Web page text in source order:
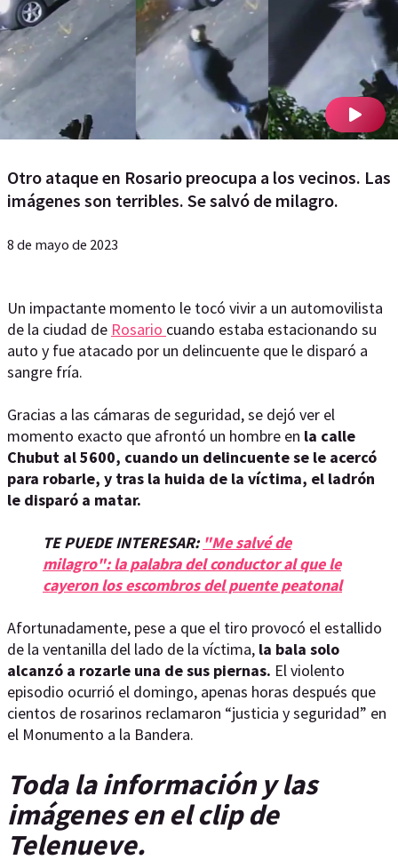
Otro ataque en Rosario preocupa a los vecinos. Las
imágenes son terribles. Se salvó de milagro.
8 de mayo de 2023
Un impactante momento le tocó vivir a un automovilista
de la ciudad de Rosario cuando estaba estacionando su
auto y fue atacado por un delincuente que le disparó a
sangre fría.
Gracias a las cámaras de seguridad, se dejó ver el
momento exacto que afrontó un hombre en la calle
Chubut al 5600, cuando un delincuente se le acercó
para robarle, y tras la huida de la víctima, el ladrón
le disparó a matar.
TE PUEDE INTERESAR: "Me salvé de
milagro": la palabra del conductor al que le
cayeron los escombros del puente peatonal
Afortunadamente, pese a que el tiro provocó el estallido
de la ventanilla del lado de la víctima, la bala solo
alcanzó a rozarle una de sus piernas. El violento
episodio ocurrió el domingo, apenas horas después que
cientos de rosarinos reclamaron “justicia y seguridad” en
el Monumento a la Bandera.
Toda la información y las
imágenes en el clip de
Telenueve.